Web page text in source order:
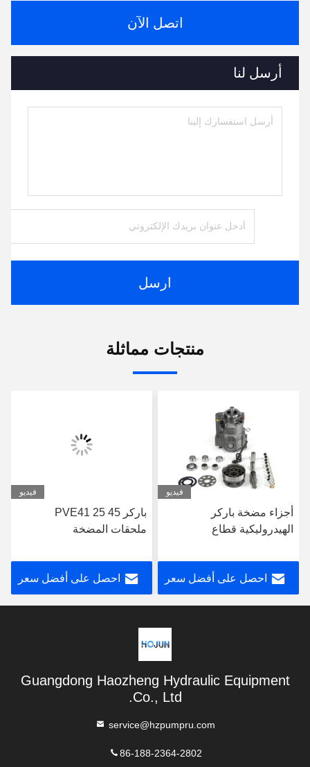
اتصل الآن
أرسل لنا
ارسل
منتجات مماثلة
فيديو
أجزاء مضخة باركر
الهيدروليكية قطاع
65 33 38
احصل على أفضل سعر
فيديو
باركر PVE41 25 45
ملحقات المضخة
احصل على أفضل سعر
Guangdong Haozheng Hydraulic Equipment
Co., Ltd.
service@hzpumpru.com
86-188-2364-2802